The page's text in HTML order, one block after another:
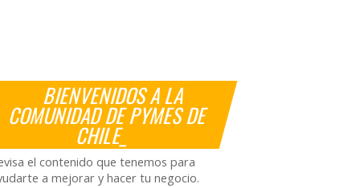
BIENVENIDOS A LA
COMUNIDAD DE PYMES DE
CHILE_
el contenido que tenemos para
a mejorar y hacer tu negocio.